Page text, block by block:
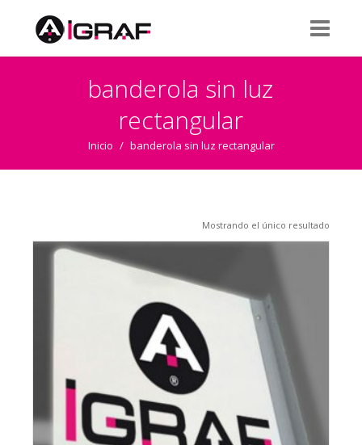
banderola sin luz
rectangular
Inicio / banderola sin luz rectangular
Mostrando el único resultado